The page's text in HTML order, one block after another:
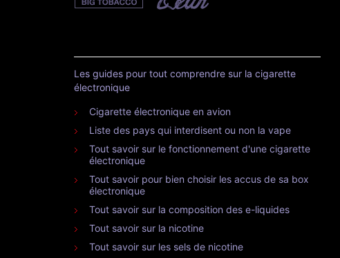
Les guides pour tout comprendre sur la cigarette
électronique
Cigarette électronique en avion
Liste des pays qui interdisent ou non la vape
Tout savoir sur le fonctionnement d'une cigarette
électronique
Tout savoir pour bien choisir les accus de sa box
électronique
Tout savoir sur la composition des e-liquides
Tout savoir sur la nicotine
Tout savoir sur les sels de nicotine